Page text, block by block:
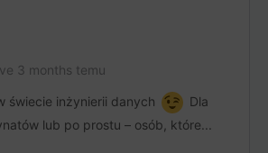
3 months temu
świecie inżynierii danych
Dla
lub po prostu – osób, które...